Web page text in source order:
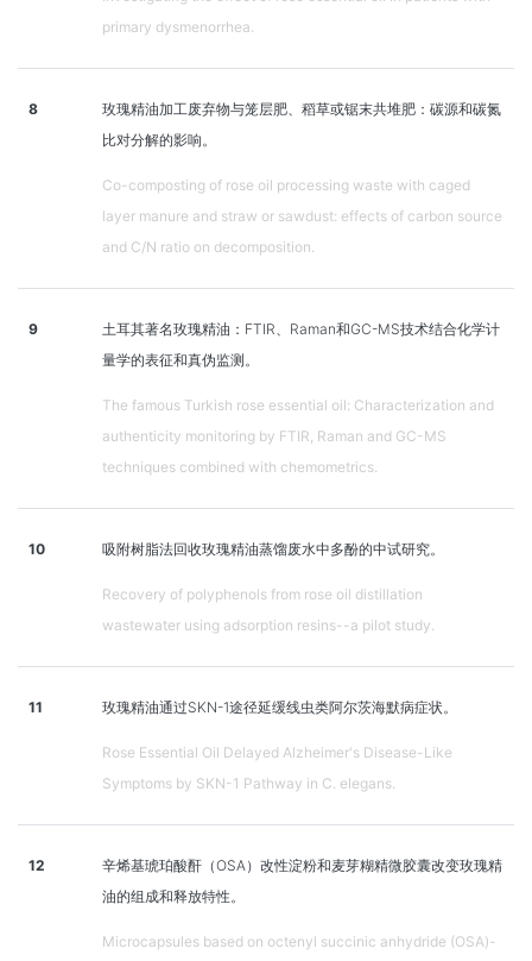
primary dysmenorrhea.
8
玫瑰精油加工废弃物与笼层肥、稻草或锯末共堆肥：碳源和碳氮
比对分解的影响。
Co-composting of rose oil processing waste with caged
layer manure and straw or sawdust: effects of carbon source
and C/N ratio on decomposition.
9
土耳其著名玫瑰精油：FTIR、Raman和GC-MS技术结合化学计
量学的表征和真伪监测。
The famous Turkish rose essential oil: Characterization and
authenticity monitoring by FTIR, Raman and GC-MS
techniques combined with chemometrics.
10 吸附树脂法回收玫瑰精油蒸馏废水中多酚的中试研究。
Recovery of polyphenols from rose oil distillation
wastewater using adsorption resins--a pilot study.
11 玫瑰精油通过SKN-1途径延缓线虫类阿尔茨海默病症状。
Rose Essential Oil Delayed Alzheimer's Disease-Like
Symptoms by SKN-1 Pathway in C. elegans.
12
辛烯基琥珀酸酐（OSA）改性淀粉和麦芽糊精微胶囊改变玫瑰精
油的组成和释放特性。
Microcapsules based on octenyl succinic anhydride (OSA)-